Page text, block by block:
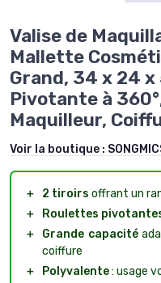
Valise de
Mallette
Grand, 34 x 24
Pivotante à
Maquilleur,
Voir la boutique :
＋ 2 tiroirs offrant un
＋
Roulettes
＋
Grande capacité
coiffure
＋
Polyvalente: usage